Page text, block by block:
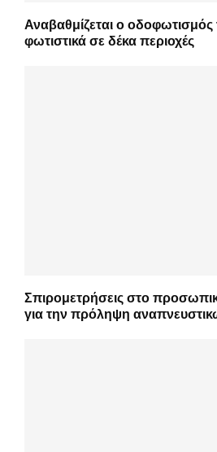
Αναβαθμίζεται ο
φωτιστικά σε δέκα περιοχές
Σπιρομετρήσεις στο
για την πρόληψη